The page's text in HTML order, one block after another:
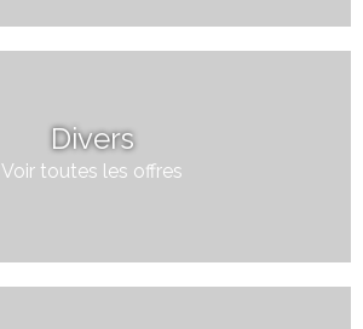
Divers
Voir toutes les offres